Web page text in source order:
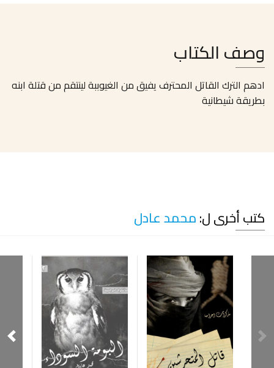
وصف الكتاب
ادهم الترك القاتل المحترف يفيق من الغيوببة لينتقم من قتلة ابنه
بطريقة شيطانية
كتب أخرى ل:محمد عادل